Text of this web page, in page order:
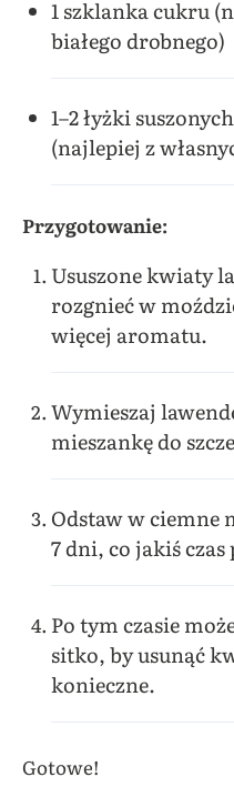
1 szklanka cukru
białego drobnego)
1–2 łyżki
(najlepiej z
Przygotowanie:
Ususzone kwiaty
rozgnieć w
więcej aromatu.
Wymieszaj
mieszankę do
Odstaw w ciemne
7 dni, co jakiś
Po tym czasie
sitko, by usunąć
konieczne.
Gotowe!